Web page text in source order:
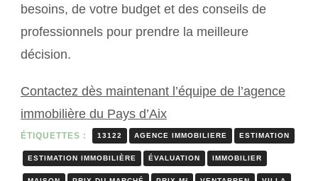
besoins, de votre budget et des conseils de
professionnels pour prendre la meilleure
décision.
Contactez dès maintenant l’équipe de l’agence
immobilière du Pays d’Aix
ÉTIQUETTES : 13122 AGENCE IMMOBILIERE ESTIMATION
ESTIMATION IMMOBILIÈRE ÉVALUATION IMMOBILIER